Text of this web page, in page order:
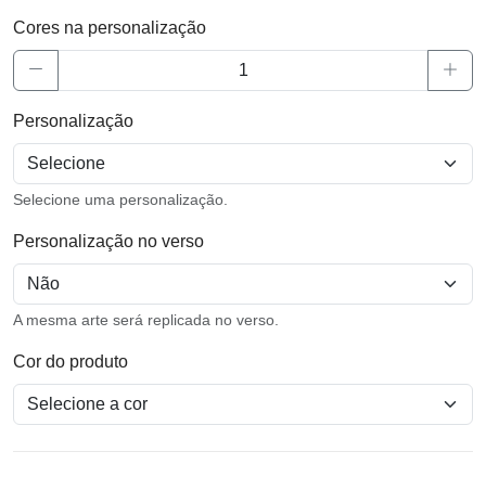
Cores na personalização
Personalização
Selecione uma personalização.
Personalização no verso
A mesma arte será replicada no verso.
Cor do produto